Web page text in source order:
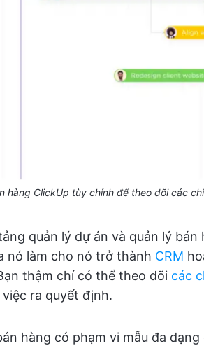
hàng ClickUp tùy chỉnh để theo dõi các
quản lý dự án và quản lý
nó làm cho nó trở thành CRM
thậm chí có thể theo dõi các
ra quyết định.
hàng có phạm vi mẫu đa